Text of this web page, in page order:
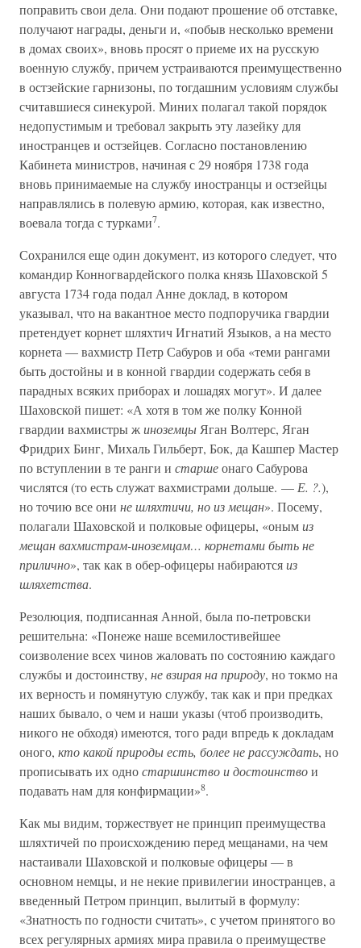
поправить свои дела. Они подают прошение об отставке,
получают награды, деньги и, «побыв несколько времени
в домах своих», вновь просят о приеме их на русскую
военную службу, причем устраиваются преимущественно
в остзейские гарнизоны, по тогдашним условиям службы
считавшиеся синекурой. Миних полагал такой порядок
недопустимым и требовал закрыть эту лазейку для
иностранцев и остзейцев. Согласно постановлению
Кабинета министров, начиная с 29 ноября 1738 года
вновь принимаемые на службу иностранцы и остзейцы
направлялись в полевую армию, которая, как известно,
воевала тогда с турками7.
Сохранился еще один документ, из которого следует, что
командир Конногвардейского полка князь Шаховской 5
августа 1734 года подал Анне доклад, в котором
указывал, что на вакантное место подпоручика гвардии
претендует корнет шляхтич Игнатий Языков, а на место
корнета — вахмистр Петр Сабуров и оба «теми рангами
быть достойны и в конной гвардии содержать себя в
парадных всяких приборах и лошадях могут». И далее
Шаховской пишет: «А хотя в том же полку Конной
гвардии вахмистры жиноземцы Яган Волтерс, Яган
Фридрих Бинг, Михаль Гильберт, Бок, да Кашпер Мастер
по вступлении в те ранги и старшеонаго Сабурова
числятся (то есть служат вахмистрами дольше. — Е. ?.),
но точию все они не шляхтичи, но из мещан». Посему,
полагали Шаховской и полковые офицеры, «онымиз
мещан вахмистрам-иноземцам… корнетами быть не
прилично», так как в обер-офицеры набираютсяиз
шляхетства.
Резолюция, подписанная Анной, была по-петровски
решительна: «Понеже наше всемилостивейшее
соизволение всех чинов жаловать по состоянию каждаго
службы и достоинству, не взирая на природу, но токмо на
их верность и помянутую службу, так как и при предках
наших бывало, о чем и наши указы (чтоб производить,
никого не обходя) имеются, того ради впредь к докладам
оного, кто какой природы есть, более не рассуждать, но
прописывать их одностаршинство и достоинствои
подавать нам для конфирмации»8.
Как мы видим, торжествует не принцип преимущества
шляхтичей по происхождению перед мещанами, на чем
настаивали Шаховской и полковые офицеры — в
основном немцы, и не некие привилегии иностранцев, а
введенный Петром принцип, вылитый в формулу:
«Знатность по годности считать», с учетом принятого во
всех регулярных армиях мира правила о преимуществе